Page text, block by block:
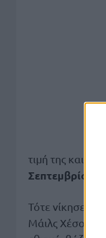
τιμή της και
Σεπτεμβρίου
Τότε νίκησε τη
Μάιλς Χέσον